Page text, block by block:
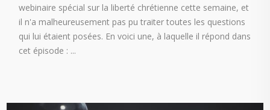
webinaire spécial sur la liberté chrétienne cette semaine, et
il n'a malheureusement pas pu traiter toutes les questions
qui lui étaient posées. En voici une, à laquelle il répond dans
cet épisode :